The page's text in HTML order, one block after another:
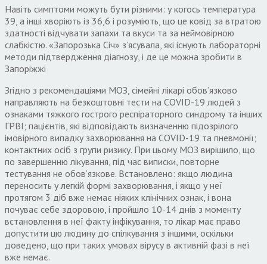
Навіть симптоми можуть бути різними: у когось температура
39, а інші хворіють із 36,6 і розуміють, що це ковід за втратою
здатності відчувати запахи та вкуси та за неймовірною
слабкістю. «Запорозька Січ» з’ясувала, які існують лабораторні
методи підтвердження діагнозу, і де це можна зробити в
Запоріжжі
Згідно з рекомендаціями МОЗ, сімейні лікарі обов’язково
направляють на безкоштовні тести на СOVID-19 людей з
ознаками тяжкого гострого респіраторного синдрому та інших
ГРВІ; пацієнтів, які відповідають визначенню підозрілого
імовірного випадку захворювання на СOVID-19 та пневмонії;
контактних осіб з групи ризику. При цьому МОЗ вирішило, що
по завершенню лікування, під час виписки, повторне
тестування не обов’язкове. Встановлено: якщо людина
переносить у легкій формі захворювання, і якщо у неї
протягом 3 діб вже немає ніяких клінічних ознак, і вона
почуває себе здоровою, і пройшло 10-14 днів з моменту
встановлення в неї факту інфікування, то лiкар має право
допустити цю людину до спілкування з іншими, оскільки
доведено, що при таких умовах вірусу в активнiй фазi в неї
вже немає.